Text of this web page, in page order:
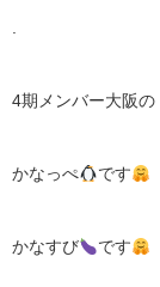
.
4期メンバー大阪の
かなっぺ です
かなすび です